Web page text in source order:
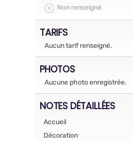
Non renseigné
TARIFS
Aucun tarif renseigné.
PHOTOS
Aucune photo enregistrée.
NOTES DÉTAILLÉES
Accueil
Décoration